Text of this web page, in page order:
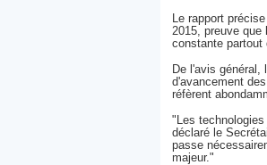
Le rapport
2015, preuve
constante partout
De l'avis général,
d'avancement
réfèrent
"Les
déclaré le
passe
majeur."